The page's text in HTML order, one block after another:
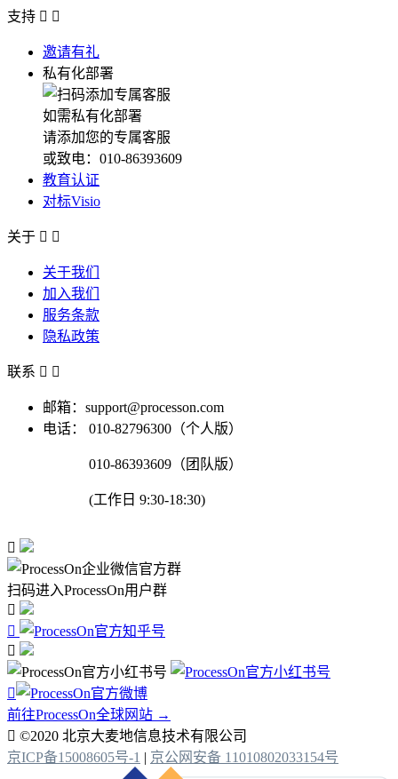
支持  
邀请有礼
私有化部署
如需私有化部署
请添加您的专属客服
或致电：010-86393609
教育认证
对标Visio
关于  
关于我们
加入我们
服务条款
隐私政策
联系  
邮箱：support@processon.com
电话：
010-82796300（个人版）
010-86393609（团队版）
(工作日 9:30-18:30)

扫码进入ProcessOn用户群




前往ProcessOn全球网站 →
 ©2020 北京大麦地信息技术有限公司
京ICP备15008605号-1 | 京公网安备 11010802033154号